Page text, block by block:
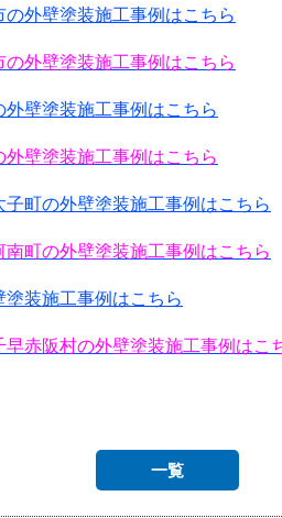
の外壁塗装施工事例はこちら
の外壁塗装施工事例はこちら
外壁塗装施工事例はこちら
外壁塗装施工事例はこちら
子町の外壁塗装施工事例はこちら
南町の外壁塗装施工事例はこちら
塗装施工事例はこちら
早赤阪村の外壁塗装施工事例はこ
一覧